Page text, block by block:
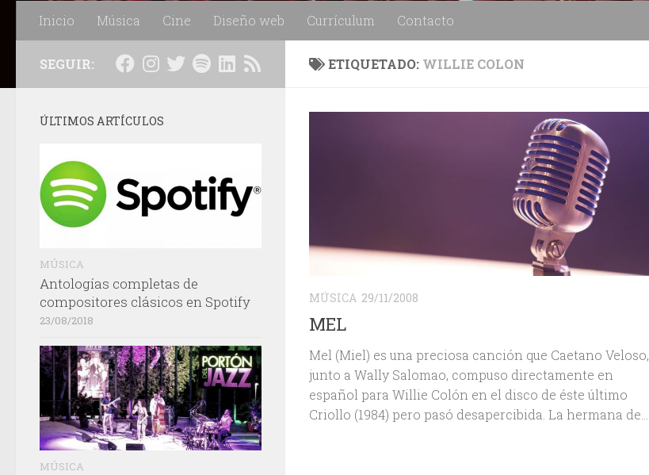
Inicio Música Cine Diseño web Currículum Contacto
ETIQUETADO: WILLIE COLON
MÚSICA 29/11/2008
MEL
Mel (Miel) es una preciosa canción que Caetano Veloso,
junto a Wally Salomao, compuso directamente en
español para Willie Colón en el disco de éste último
Criollo (1984) pero pasó desapercibida. La hermana de...
SEGUIR:
ÚLTIMOS ARTÍCULOS
MÚSICA
Antologías completas de
compositores clásicos en Spotify
23/08/2018
MÚSICA